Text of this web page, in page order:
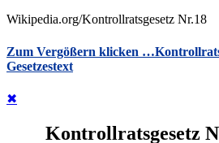
Wikipedia.org/Kontrollratsgesetz Nr.18
Zum Vergößern klicken …
Gesetzestext
✖
Kontrollratsgesetz